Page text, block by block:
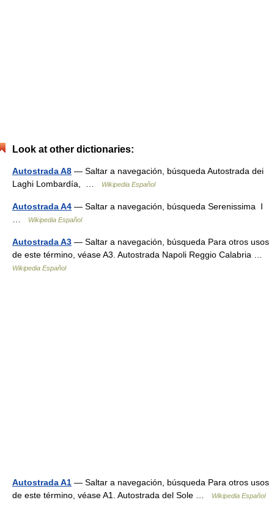
Look at other dictionaries:
Autostrada A8 — Saltar a navegación, búsqueda Autostrada dei
Laghi Lombardía, …
Wikipedia Español
Autostrada A4 — Saltar a navegación, búsqueda Serenissima I
Wikipedia Español
Autostrada A3 — Saltar a navegación, búsqueda Para otros usos
de este término, véase A3. Autostrada Napoli Reggio Calabria …
Wikipedia Español
Autostrada A1 — Saltar a navegación, búsqueda Para otros usos
de este término, véase A1. Autostrada del Sole …
Wikipedia Español